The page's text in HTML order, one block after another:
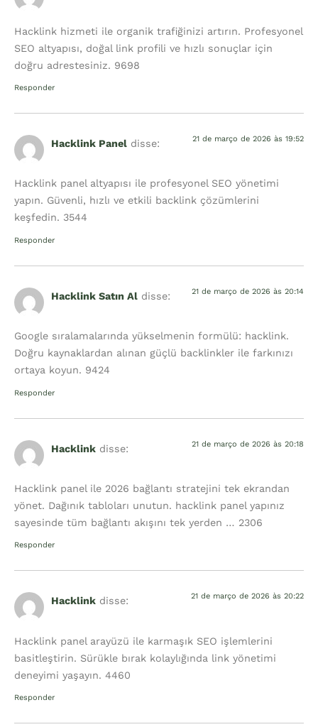
Hacklink hizmeti ile organik trafiğinizi artırın. Profesyonel
SEO altyapısı, doğal link profili ve hızlı sonuçlar için
doğru adrestesiniz. 9698
Responder
Hacklink Panel disse: 21 de março de 2026 às 19:52
Hacklink panel altyapısı ile profesyonel SEO yönetimi
yapın. Güvenli, hızlı ve etkili backlink çözümlerini
keşfedin. 3544
Responder
Hacklink Satın Al disse: 21 de março de 2026 às 20:14
Google sıralamalarında yükselmenin formülü: hacklink.
Doğru kaynaklardan alınan güçlü backlinkler ile farkınızı
ortaya koyun. 9424
Responder
Hacklink disse: 21 de março de 2026 às 20:18
Hacklink panel ile 2026 bağlantı stratejini tek ekrandan
yönet. Dağınık tabloları unutun. hacklink panel yapınız
sayesinde tüm bağlantı akışını tek yerden … 2306
Responder
Hacklink disse: 21 de março de 2026 às 20:22
Hacklink panel arayüzü ile karmaşık SEO işlemlerini
basitleştirin. Sürükle bırak kolaylığında link yönetimi
deneyimi yaşayın. 4460
Responder